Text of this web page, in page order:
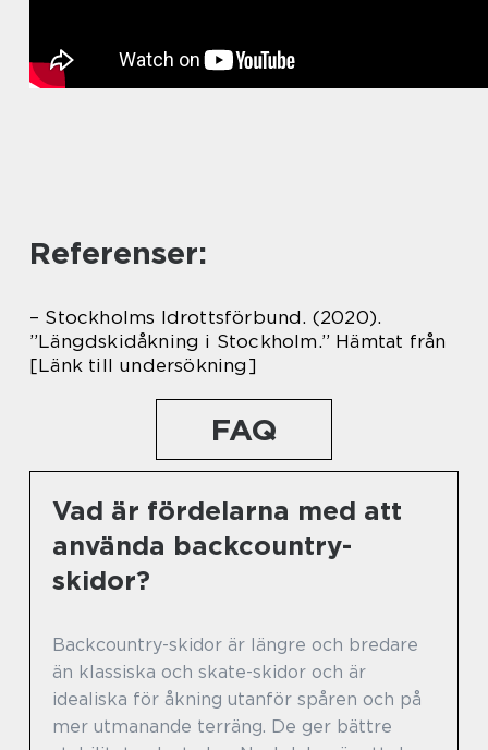
Referenser:
– Stockholms Idrottsförbund. (2020).
”Längdskidåkning i Stockholm.” Hämtat från
[Länk till undersökning]
FAQ
Vad är fördelarna med att
använda backcountry-
skidor?
Backcountry-skidor är längre och bredare
än klassiska och skate-skidor och är
idealiska för åkning utanför spåren och på
mer utmanande terräng. De ger bättre